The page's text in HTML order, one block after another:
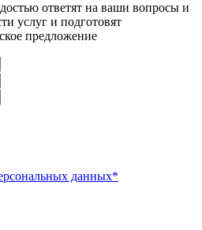
ответят на ваши вопросы и
услуг и подготовят
предложение
данных*